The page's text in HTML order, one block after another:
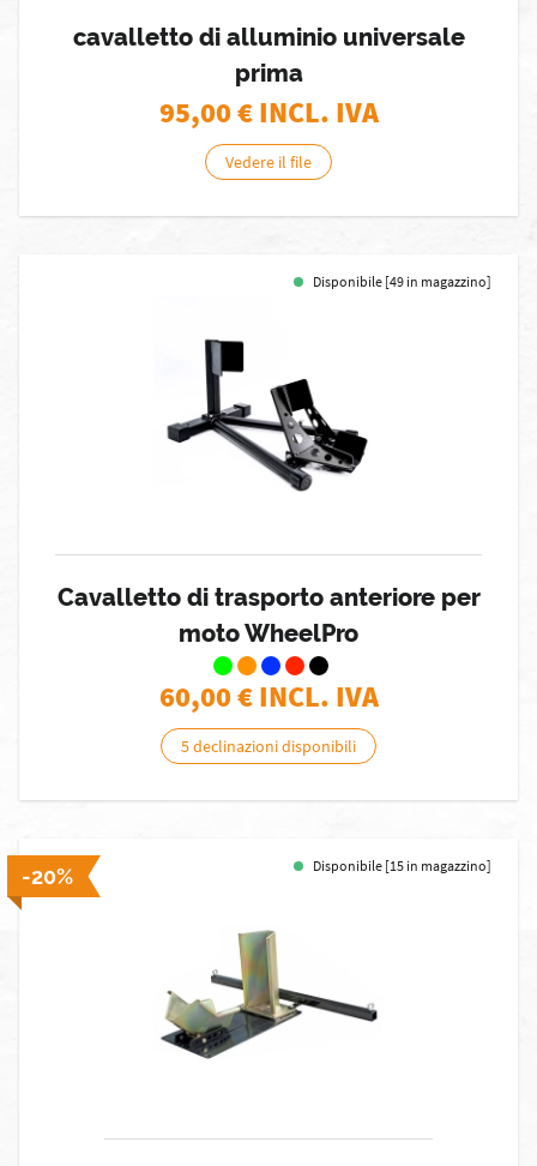
cavalletto di alluminio universale
prima
95,00€ INCL. IVA
Vedere il file
Disponibile [49 in magazzino]
Cavalletto di trasporto anteriore per
moto WheelPro
60,00€ INCL. IVA
5 declinazioni disponibili
-20% Disponibile [15 in magazzino]